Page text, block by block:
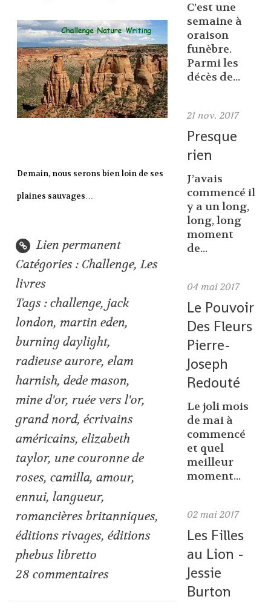
Demain, nous serons bien loin de ses
plaines sauvages…
Lien permanent
Catégories : Challenge,Les
livres
Tags :challenge,jack
london, martin eden,
burning daylight,
radieuse aurore,elam
harnish,dede mason,
mine d'or, ruée vers l'or,
grand nord,écrivains
américains,elizabeth
taylor, une couronne de
roses,camilla,amour,
ennui,langueur,
romancières britanniques,
éditions rivages,éditions
phebus libretto
28 commentaires
C’est une
semaine à
oraison
funèbre.
Parmi les
décès de...
21 nov. 2017
Presque
rien
J’avais
commencé il
y a un long,
long, long
moment
de...
04 mai 2017
Le Pouvoir
Des Fleurs
Pierre-
Joseph
Redouté
Le joli mois
de mai à
commencé
et quel
meilleur
moment...
02 mai 2017
Les Filles
au Lion -
Jessie
Burton